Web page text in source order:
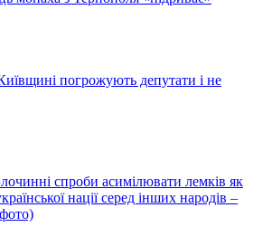
погрожують депутати і не
спроби асимілювати лемків як
нації серед інших народів –